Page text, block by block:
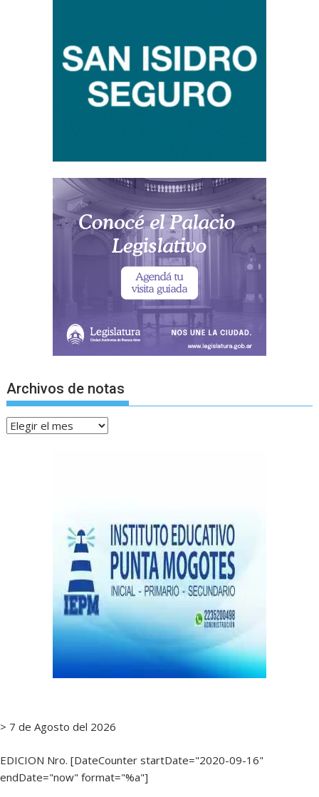
Archivos de notas
Archivos
> 7 de Agosto del 2026
EDICION Nro. [DateCounter startDate="2020-09-16"
endDate="now" format="%a"]